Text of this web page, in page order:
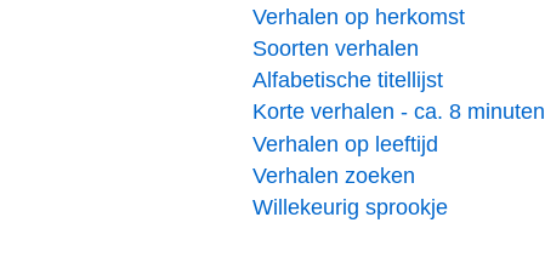
Verhalen op herkomst
Soorten verhalen
Alfabetische titellijst
Korte verhalen - ca. 8 minuten
Verhalen op leeftijd
Verhalen zoeken
Willekeurig sprookje